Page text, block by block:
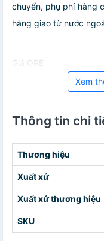
chuyển, phụ phí hàng
hàng giao từ nước
Giá ORE
Xem
Thông tin chi
Thương hiệu
Xuất xứ
Xuất xứ thương hiệu
SKU